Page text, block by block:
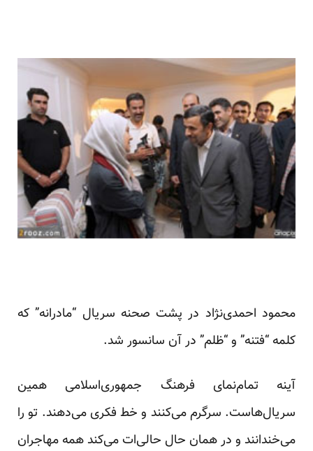
محمود احمدی‌نژاد در پشت صحنه سریال “مادرانه” که
کلمه “فتنه” و “ظلم” در آن سانسور شد.
آینه تمام‌نمای فرهنگ جمهوری‌اسلامی همین
سریال‌هاست. سرگرم می‌کنند و خط فکری می‌دهند. تو را
می‌خندانند و در همان حال حالی‌ات می‌کند همه مهاجران